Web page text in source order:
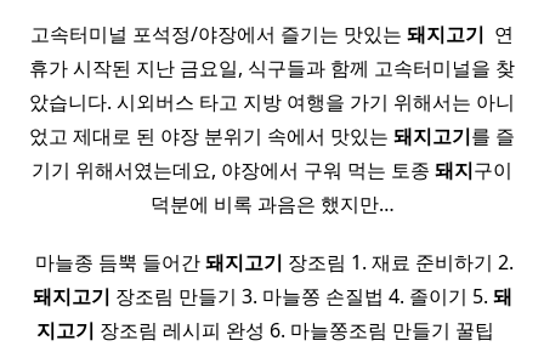
고속터미널 포석정/야장에서 즐기는 맛있는 돼지고기 ​ 연
휴가 시작된 지난 금요일, 식구들과 함께 고속터미널을 찾
았습니다. 시외버스 타고 지방 여행을 가기 위해서는 아니
었고 제대로 된 야장 분위기 속에서 맛있는 돼지고기를 즐
기기 위해서였는데요, 야장에서 구워 먹는 토종 돼지구이
덕분에 비록 과음은 했지만…
​ 마늘종 듬뿍 들어간돼지고기 장조림 1. 재료 준비하기 2.
돼지고기 장조림 만들기 3. 마늘쫑 손질법 4. 졸이기 5. 돼
지고기 장조림 레시피 완성 6. 마늘쫑조림 만들기 꿀팁 ​ ​ ​